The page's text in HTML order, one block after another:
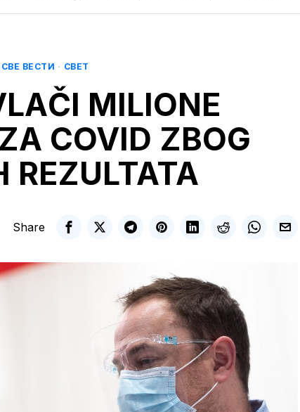
СВЕ ВЕСТИ · СВЕТ
MILIONE
COVID ZBOG
REZULTATA
Share